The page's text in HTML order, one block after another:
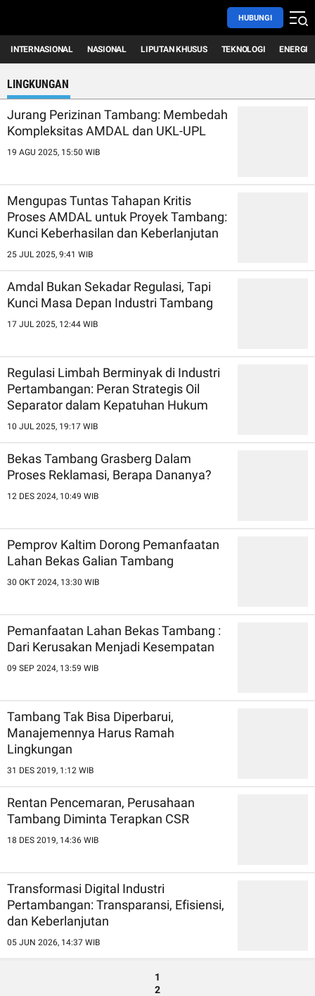
HUBUNGI
INTERNASIONAL NASIONAL LIPUTAN KHUSUS TEKNOLOGI ENERGI
LINGKUNGAN
Jurang Perizinan Tambang: Membedah
Kompleksitas AMDAL dan UKL-UPL
19 AGU 2025, 15:50 WIB
Mengupas Tuntas Tahapan Kritis
Proses AMDAL untuk Proyek Tambang:
Kunci Keberhasilan dan Keberlanjutan
25 JUL 2025, 9:41 WIB
Amdal Bukan Sekadar Regulasi, Tapi
Kunci Masa Depan Industri Tambang
17 JUL 2025, 12:44 WIB
Regulasi Limbah Berminyak di Industri
Pertambangan: Peran Strategis Oil
Separator dalam Kepatuhan Hukum
10 JUL 2025, 19:17 WIB
Bekas Tambang Grasberg Dalam
Proses Reklamasi, Berapa Dananya?
12 DES 2024, 10:49 WIB
Pemprov Kaltim Dorong Pemanfaatan
Lahan Bekas Galian Tambang
30 OKT 2024, 13:30 WIB
Pemanfaatan Lahan Bekas Tambang :
Dari Kerusakan Menjadi Kesempatan
09 SEP 2024, 13:59 WIB
Tambang Tak Bisa Diperbarui,
Manajemennya Harus Ramah
Lingkungan
31 DES 2019, 1:12 WIB
Rentan Pencemaran, Perusahaan
Tambang Diminta Terapkan CSR
18 DES 2019, 14:36 WIB
Transformasi Digital Industri
Pertambangan: Transparansi, Efisiensi,
dan Keberlanjutan
05 JUN 2026, 14:37 WIB
1
2